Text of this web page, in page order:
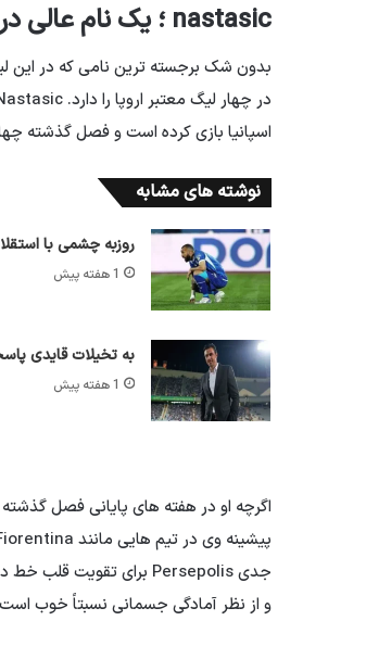
nastasic ؛ یک نام عالی در بین گزینه ها
بدون شک برجسته ترین نامی که در این
اسپانیا بازی کرده است و فصل گذشته
نوشته های مشابه
روزبه چشمی با
1 هفته پیش
به تخیلات قایدی
1 هفته پیش
اگرچه او در هفته های پایانی فصل
و از نظر آمادگی جسمانی نسبتاً خوب